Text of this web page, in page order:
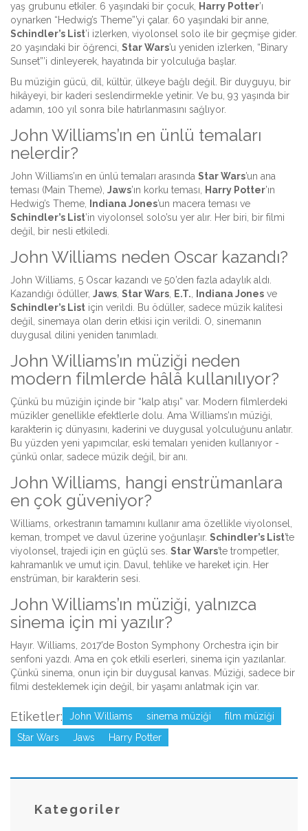
yaş grubunu etkiler. 6 yaşındaki bir çocuk, Harry Potter’ı
oynarken “Hedwig’s Theme”’yi çalar. 60 yaşındaki bir anne,
Schindler’s List’i izlerken, viyolonsel solo ile bir geçmişe gider.
20 yaşındaki bir öğrenci, Star Wars’u yeniden izlerken, “Binary
Sunset”’i dinleyerek, hayatında bir yolculuğa başlar.
Bu müziğin gücü, dil, kültür, ülkeye bağlı değil. Bir duyguyu, bir
hikâyeyi, bir kaderi seslendirmekle yetinir. Ve bu, 93 yaşında bir
adamın, 100 yıl sonra bile hatırlanmasını sağlıyor.
John Williams’ın en ünlü temaları
nelerdir?
John Williams’ın en ünlü temaları arasında Star Wars’un ana
teması (Main Theme), Jaws’ın korku teması, Harry Potter’ın
Hedwig’s Theme,
Indiana Jones’un macera teması ve
Schindler’s List’in viyolonsel solo’su yer alır. Her biri, bir filmi
değil, bir nesli etkiledi.
John Williams neden Oscar kazandı?
John Williams, 5 Oscar kazandı ve 50’den fazla adaylık aldı.
Kazandığı ödüller, Jaws, Star Wars, E.T., Indiana Jones ve
Schindler’s List için verildi. Bu ödüller, sadece müzik kalitesi
değil, sinemaya olan derin etkisi için verildi. O, sinemanın
duygusal dilini yeniden tanımladı.
John Williams’ın müziği neden
modern filmlerde hâlâ kullanılıyor?
Çünkü bu müziğin içinde bir “kalp atışı” var. Modern filmlerdeki
müzikler genellikle efektlerle dolu. Ama Williams’ın müziği,
karakterin iç dünyasını, kaderini ve duygusal yolculuğunu anlatır.
Bu yüzden yeni yapımcılar, eski temaları yeniden kullanıyor -
çünkü onlar, sadece müzik değil, bir anı.
John Williams, hangi enstrümanlara
en çok güveniyor?
Williams, orkestranın tamamını kullanır ama özellikle viyolonsel,
keman, trompet ve davul üzerine yoğunlaşır. Schindler’s List’te
viyolonsel, trajedi için en güçlü ses. Star Wars’te trompetler,
kahramanlık ve umut için. Davul, tehlike ve hareket için. Her
enstrüman, bir karakterin sesi.
John Williams’ın müziği, yalnızca
sinema için mi yazılır?
Hayır. Williams, 2017’de Boston Symphony Orchestra için bir
senfoni yazdı. Ama en çok etkili eserleri, sinema için yazılanlar.
Çünkü sinema, onun için bir duygusal kanvas. Müziği, sadece bir
filmi desteklemek için değil, bir yaşamı anlatmak için var.
Etiketler: John Williams sinema müziği
film müziği
Star Wars
Jaws Harry Potter
Kategoriler